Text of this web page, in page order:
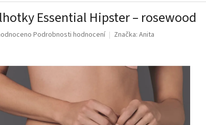
Essential Hipster – rosewood
Podrobnosti hodnocení Značka: Anita